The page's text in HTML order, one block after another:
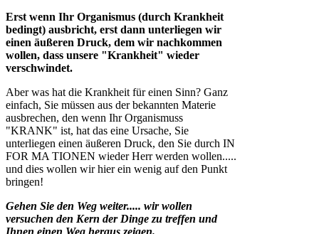
Erst wenn Ihr Organismus (durch Krankheit
bedingt) ausbricht, erst dann unterliegen wir
einen äußeren Druck, dem wir nachkommen
wollen, dass unsere "Krankheit" wieder
verschwindet.
Aber was hat die Krankheit für einen Sinn? Ganz
einfach, Sie müssen aus der bekannten Materie
ausbrechen, den wenn Ihr Organismuss
"KRANK" ist, hat das eine Ursache, Sie
unterliegen einen äußeren Druck, den Sie durch IN
FOR MA TIONEN wieder Herr werden wollen.....
und dies wollen wir hier ein wenig auf den Punkt
bringen!
Gehen Sie den Weg weiter..... wir wollen
versuchen den Kern der Dinge zu treffen und